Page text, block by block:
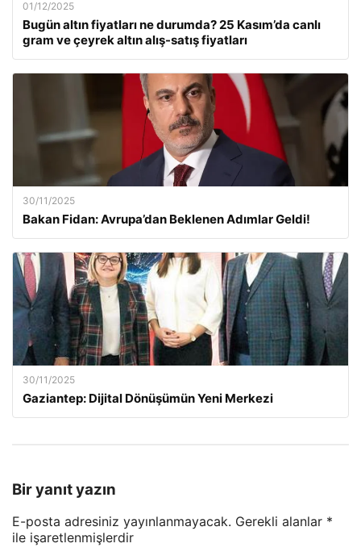
01/12/2025
Bugün altın fiyatları ne durumda? 25 Kasım’da canlı
gram ve çeyrek altın alış-satış fiyatları
30/11/2025
Bakan Fidan: Avrupa’dan Beklenen Adımlar Geldi!
30/11/2025
Gaziantep: Dijital Dönüşümün Yeni Merkezi
Bir yanıt yazın
E-posta adresiniz yayınlanmayacak. Gerekli alanlar *
ile işaretlenmişlerdir